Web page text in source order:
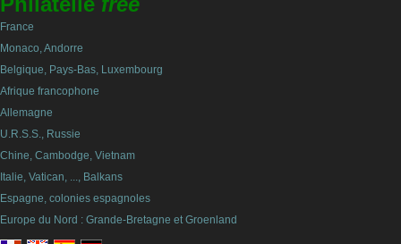
France
Monaco, Andorre
Belgique, Pays-Bas, Luxembourg
Afrique francophone
Allemagne
U.R.S.S., Russie
Chine, Cambodge, Vietnam
Italie, Vatican, ..., Balkans
Espagne, colonies espagnoles
Europe du Nord : Grande-Bretagne et Groenland